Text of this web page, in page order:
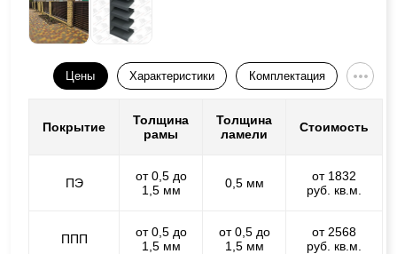
Цены Характеристики Комплектация
Покрытие
Толщина
рамы
Толщина
ламели
Стоимость
ПЭ
от 0,5 до
1,5 мм
0,5 мм
от 1832
руб. кв.м.
ППП
от 0,5 до
1,5 мм
от 0,5 до
1,5 мм
от 2568
руб. кв.м.